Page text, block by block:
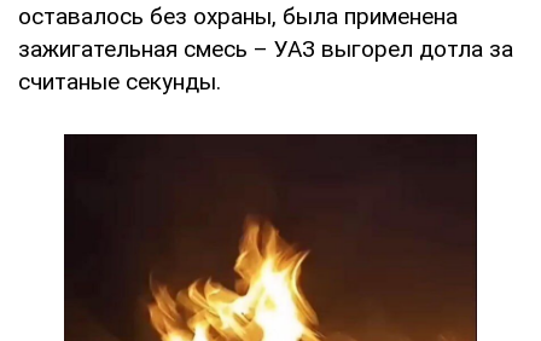
оставалось без охраны, была применена
зажигательная смесь – УАЗ выгорел дотла за
считаные секунды.